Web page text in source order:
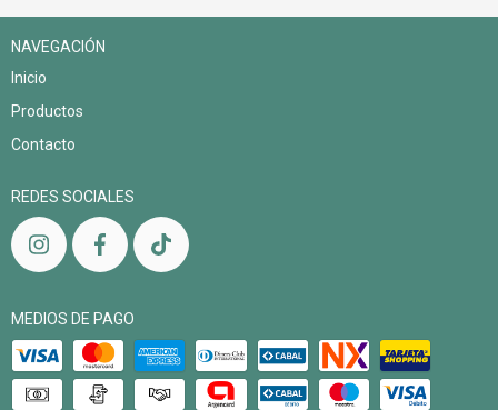
NAVEGACIÓN
Inicio
Productos
Contacto
REDES SOCIALES
MEDIOS DE PAGO